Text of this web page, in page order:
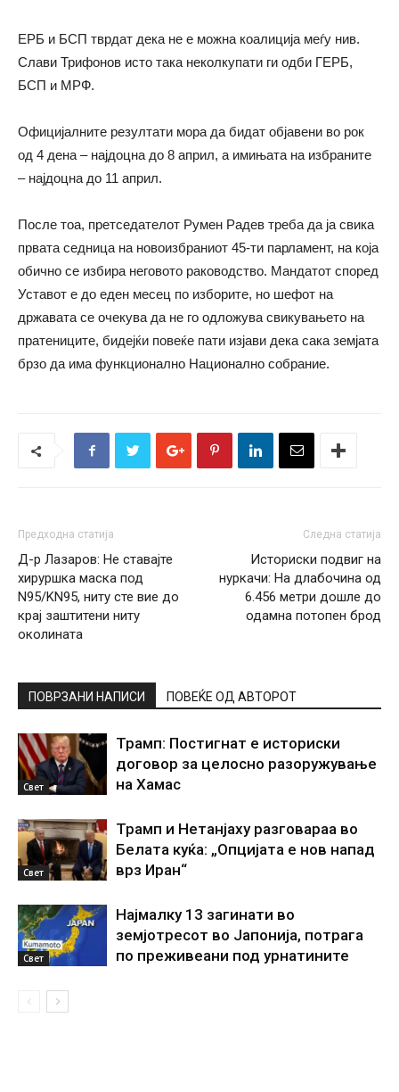
ЕРБ и БСП тврдат дека не е можна коалиција меѓу нив.
Слави Трифонов исто така неколкупати ги одби ГЕРБ,
БСП и МРФ.
Официјалните резултати мора да бидат објавени во рок
од 4 дена – најдоцна до 8 април, а имињата на избраните
– најдоцна до 11 април.
После тоа, претседателот Румен Радев треба да ја свика
првата седница на новоизбраниот 45-ти парламент, на која
обично се избира неговото раководство. Мандатот според
Уставот е до еден месец по изборите, но шефот на
државата се очекува да не го одложува свикувањето на
пратениците, бидејќи повеќе пати изјави дека сака земјата
брзо да има функционално Национално собрание.
Предходна статија
Д-р Лазаров: Не ставајте
хируршка маска под
N95/KN95, ниту сте вие до
крај заштитени ниту
околината
Следна статија
Историски подвиг на
нуркачи: На длабочина од
6.456 метри дошле до
одамна потопен брод
ПОВРЗАНИ НАПИСИ ПОВЕЌЕ ОД АВТОРОТ
Свет
Трамп: Постигнат е историски
договор за целосно разоружување
на Хамас
Свет
Трамп и Нетанјаху разговараа во
Белата куќа: „Опцијата е нов напад
врз Иран“
Свет
Најмалку 13 загинати во
земјотресот во Јапонија, потрага
по преживеани под урнатините